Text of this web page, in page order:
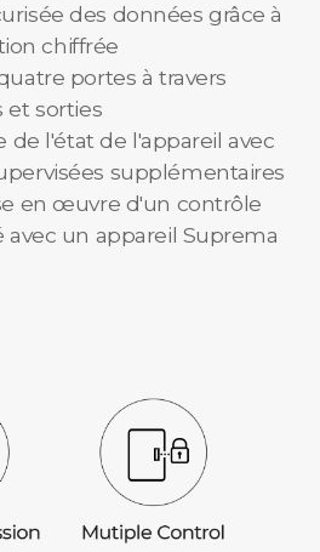
des données grâce à
chiffrée
portes à travers
et sorties
de l'état de l'appareil avec
supplémentaires
en œuvre d'un contrôle
avec un appareil Suprema